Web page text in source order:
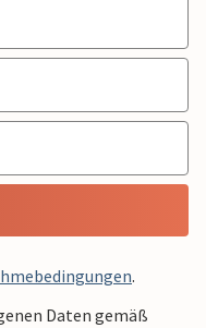
.
Daten gemäß